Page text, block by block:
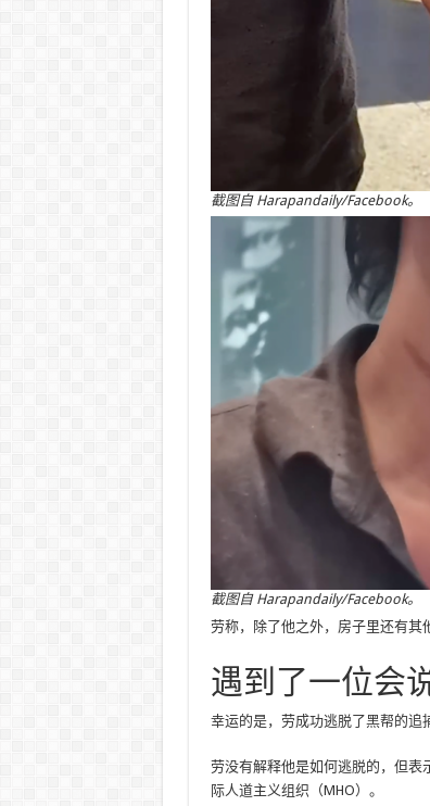
截图自 Harapandaily/Facebook。
截图自 Harapandaily/Facebook。
劳称，除了他之外，房子里还有其
遇到了一位会
幸运的是，劳成功逃脱了黑帮的追
劳没有解释他是如何逃脱的，但表
际人道主义组织（MHO）。